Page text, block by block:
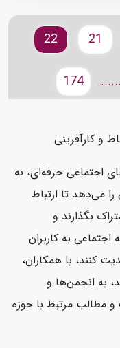
21
22
.......
174
و کارآفرینی
اجتماعی حرفه‌ای، به
می‌دهد تا ارتباط
بگذارند و
به کاربران
کنند، با همکاران،
به انجمن‌ها و
مطالب مرتبط با حوزه